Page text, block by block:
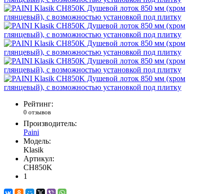
Рейтинг:
0 отзывов
Производитель:
Paini
Модель:
Klasik
Артикул:
CH850K
1